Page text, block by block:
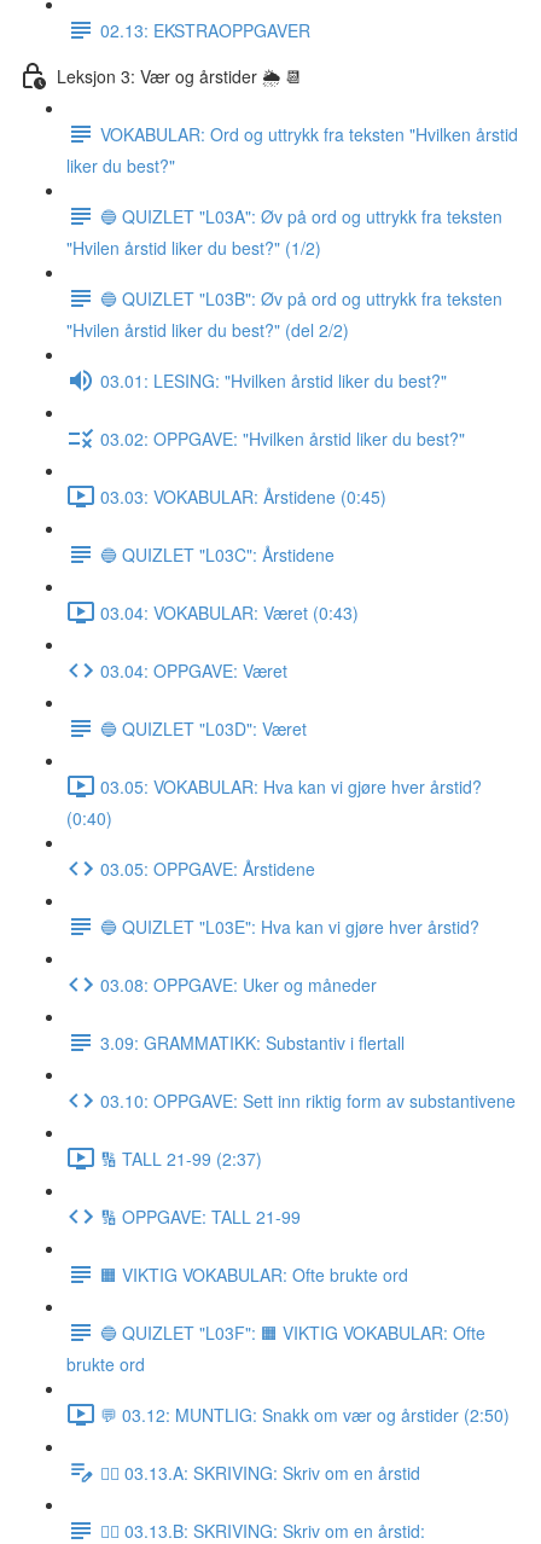
02.13: EKSTRAOPPGAVER
Leksjon 3: Vær og årstider 🌦 📆
VOKABULAR: Ord og uttrykk fra teksten "Hvilken årstid
liker du best?"
🔵 QUIZLET "L03A": Øv på ord og uttrykk fra teksten
"Hvilen årstid liker du best?" (1/2)
🔵 QUIZLET "L03B": Øv på ord og uttrykk fra teksten
"Hvilen årstid liker du best?" (del 2/2)
03.01: LESING: "Hvilken årstid liker du best?"
03.02: OPPGAVE: "Hvilken årstid liker du best?"
03.03: VOKABULAR: Årstidene (0:45)
🔵 QUIZLET "L03C": Årstidene
03.04: VOKABULAR: Været (0:43)
03.04: OPPGAVE: Været
🔵 QUIZLET "L03D": Været
03.05: VOKABULAR: Hva kan vi gjøre hver årstid?
(0:40)
03.05: OPPGAVE: Årstidene
🔵 QUIZLET "L03E": Hva kan vi gjøre hver årstid?
03.08: OPPGAVE: Uker og måneder
3.09: GRAMMATIKK: Substantiv i flertall
03.10: OPPGAVE: Sett inn riktig form av substantivene
🔢 TALL 21-99 (2:37)
🔢 OPPGAVE: TALL 21-99
🟧 VIKTIG VOKABULAR: Ofte brukte ord
🔵 QUIZLET "L03F": 🟧 VIKTIG VOKABULAR: Ofte
brukte ord
💬 03.12: MUNTLIG: Snakk om vær og årstider (2:50)
✍🏼 03.13.A: SKRIVING: Skriv om en årstid
✍🏼 03.13.B: SKRIVING: Skriv om en årstid: